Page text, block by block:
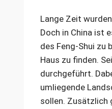
Lange Zeit
Doch in China ist
des Feng-Shui zu
Haus zu finden.
durchgeführt.
umliegende
sollen. Zusätzlich